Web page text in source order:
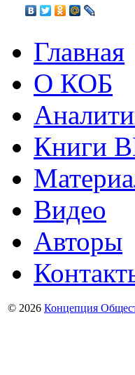
Главная
О КОБ
Книги
Видео
Авторы
© 2026 Концепция